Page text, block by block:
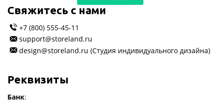
Cвяжитесь с нами
+7 (800) 555-45-11
support@storeland.ru
design@storeland.ru (Студия индивидуального дизайна)
Реквизиты
Банк: